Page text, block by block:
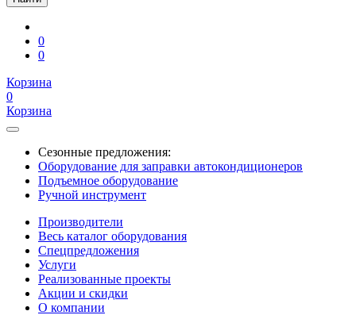
0
0
Корзина
0
Корзина
Сезонные предложения:
Оборудование для заправки автокондиционеров
Подъемное оборудование
Ручной инструмент
Производители
Весь каталог оборудования
Спецпредложения
Услуги
Реализованные проекты
Акции и скидки
О компании